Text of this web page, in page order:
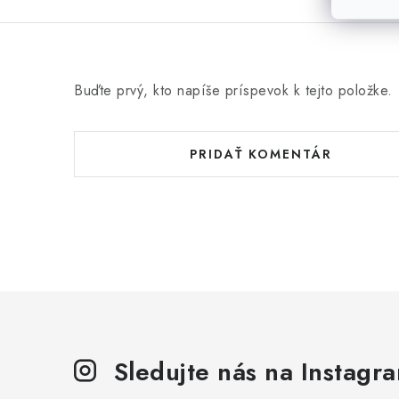
Buďte prvý, kto napíše príspevok k tejto položke.
PRIDAŤ KOMENTÁR
Sledujte nás na